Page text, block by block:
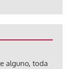
alguno, toda